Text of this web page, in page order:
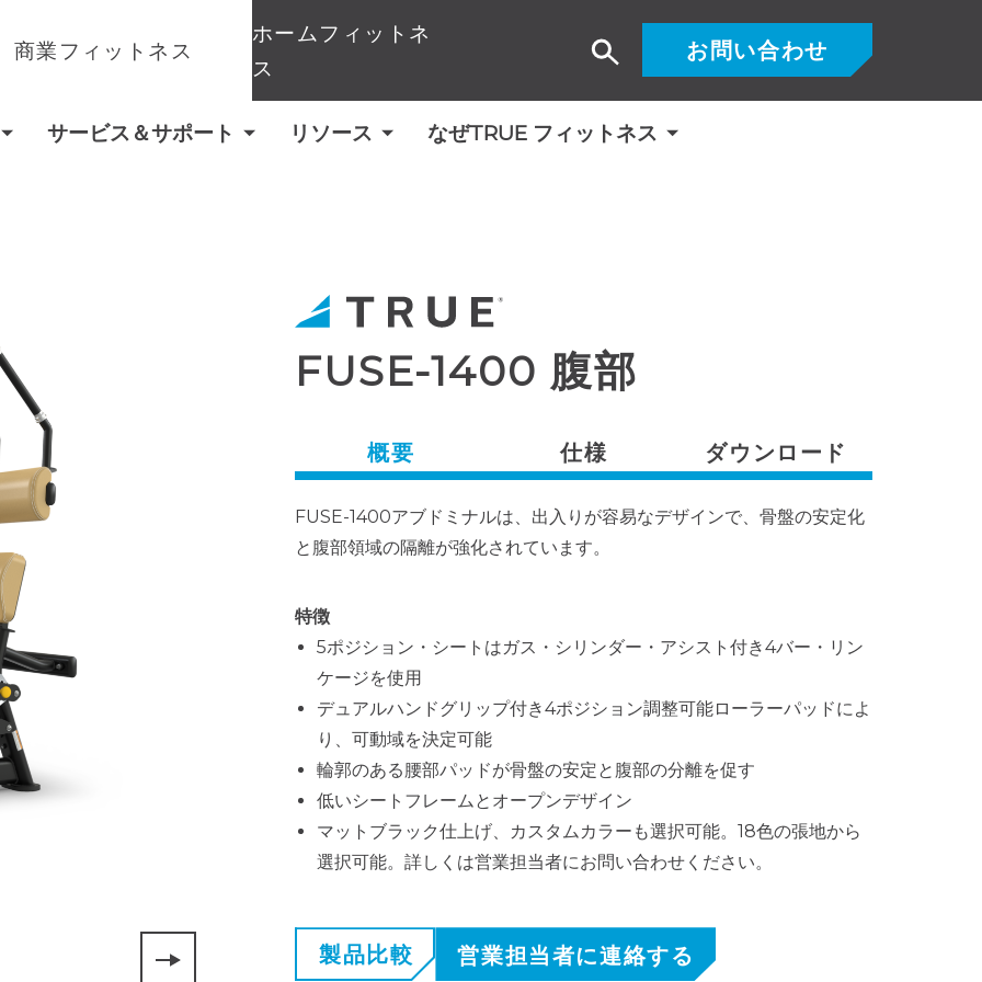
商業フィットネス
ホームフィットネ
ス
サービス＆サポート リソース なぜTRUE フィットネス
お問い合わせ
検
FUSE-1400 腹部
概要 仕様 ダウンロード
FUSE-1400アブドミナルは、出入りが容易なデザインで、骨盤の安定化
と腹部領域の隔離が強化されています。
特徴
5ポジション・シートはガス・シリンダー・アシスト付き4バー・リン
ケージを使用
デュアルハンドグリップ付き4ポジション調整可能ローラーパッドによ
り、可動域を決定可能
輪郭のある腰部パッドが骨盤の安定と腹部の分離を促す
低いシートフレームとオープンデザイン
マットブラック仕上げ、カスタムカラーも選択可能。18色の張地から
選択可能。詳しくは営業担当者にお問い合わせください。
製品比較 営業担当者に連絡する